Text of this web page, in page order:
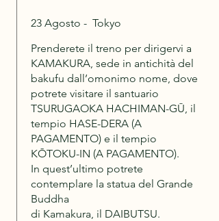
23 Agosto - Tokyo
Prenderete il treno per dirigervi a
KAMAKURA, sede in antichità del
bakufu dall’omonimo nome, dove
potrete visitare il santuario
TSURUGAOKA HACHIMAN-GŪ, il
tempio HASE-DERA (A
PAGAMENTO) e il tempio
KŌTOKU-IN (A PAGAMENTO).
In quest’ultimo potrete
contemplare la statua del Grande
Buddha
di Kamakura, il DAIBUTSU.